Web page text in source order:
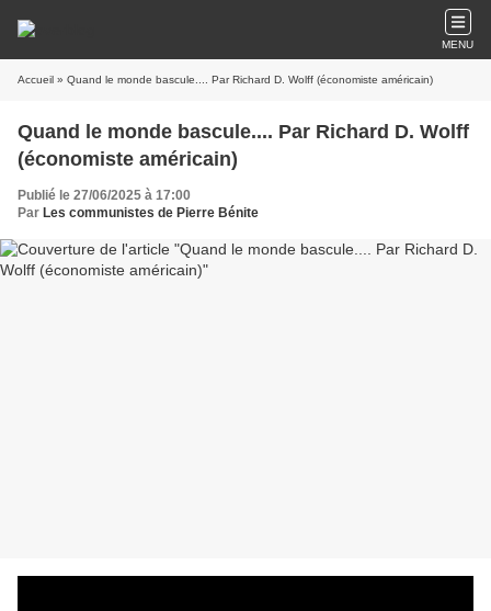
MENU
Accueil » Quand le monde bascule.... Par Richard D. Wolff (économiste américain)
Quand le monde bascule.... Par Richard D. Wolff
(économiste américain)
Publié le 27/06/2025 à 17:00
Par Les communistes de Pierre Bénite